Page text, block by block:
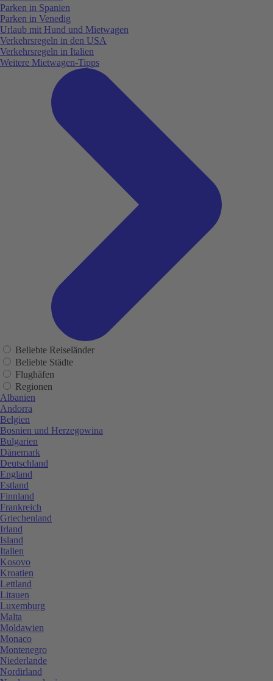
Parken in Spanien
Parken in Venedig
Urlaub mit Hund und Mietwagen
Verkehrsregeln in den USA
Verkehrsregeln in Italien
Weitere Mietwagen-Tipps
Beliebte Reiseländer
Beliebte Städte
Flughäfen
Regionen
Albanien
Andorra
Belgien
Bosnien und Herzegowina
Bulgarien
Dänemark
Deutschland
England
Estland
Finnland
Frankreich
Griechenland
Irland
Island
Italien
Kosovo
Kroatien
Lettland
Litauen
Luxemburg
Malta
Moldawien
Monaco
Montenegro
Niederlande
Nordirland